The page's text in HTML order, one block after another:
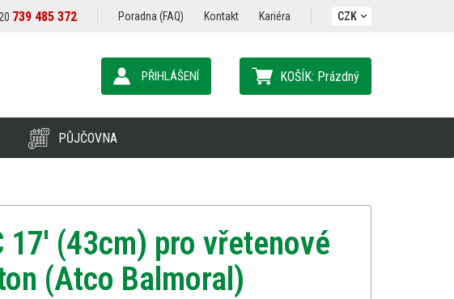
739 485 372 Poradna (FAQ) Kontakt Kariéra CZK
KOŠÍK: Prázdný
PŘIHLÁŠENÍ
PŮJČOVNA
(43cm) pro vřetenové
(Atco Balmoral)